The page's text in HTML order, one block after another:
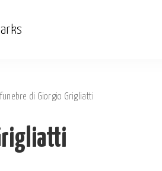
di Giorgio Grigliatti